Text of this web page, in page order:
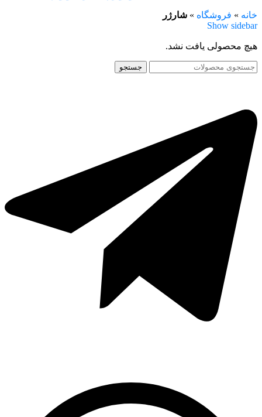
خانه » فروشگاه » شارژر
Show sidebar
هیچ محصولی یافت نشد.
جستجو